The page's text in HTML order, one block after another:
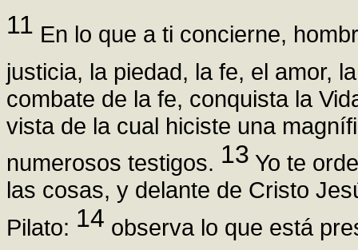
11 En lo que a ti concierne,
justicia, la piedad, la fe, el amor,
combate de la fe, conquista la
vista de la cual hiciste una
numerosos testigos. 13 Yo te
las cosas, y delante de Cristo
Pilato: 14 observa lo que está